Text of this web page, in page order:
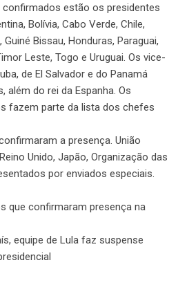
estão os presidentes
Bolívia, Cabo Verde, Chile,
Guiné Bissau, Honduras, Paraguai,
Leste, Togo e Uruguai. Os vice-
de El Salvador e do Panamá
além do rei da Espanha. Os
fazem parte da lista dos chefes
a presença. União
Unido, Japão, Organização das
por enviados especiais.
que confirmaram presença na
equipe de Lula faz suspense